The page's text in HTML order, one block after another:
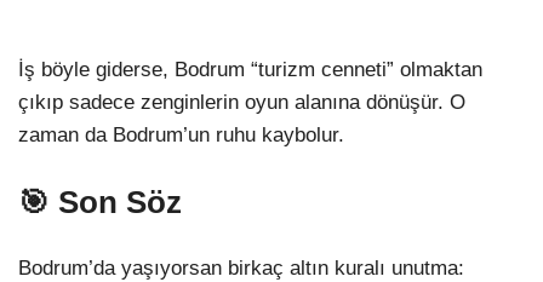
İş böyle giderse, Bodrum “turizm cenneti” olmaktan
çıkıp sadece zenginlerin oyun alanına dönüşür. O
zaman da Bodrum’un ruhu kaybolur.
🎯 Son Söz
Bodrum’da yaşıyorsan birkaç altın kuralı unutma: